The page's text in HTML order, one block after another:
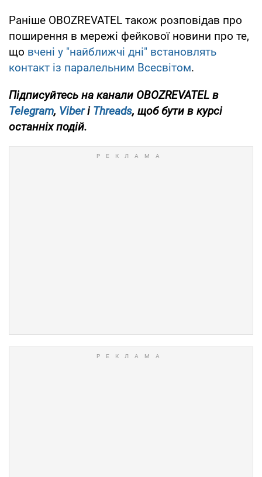
Раніше OBOZREVATEL також розповідав про
поширення в мережі фейкової новини про те,
що вчені у "найближчі дні" встановлять
контакт із паралельним Всесвітом.
Підписуйтесь на канали OBOZREVATEL в
Telegram, Viberі Threads, щоб бути в курсі
останніх подій.